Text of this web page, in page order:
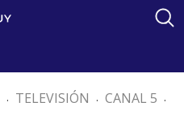
. TELEVISIÓN . CANAL 5 .